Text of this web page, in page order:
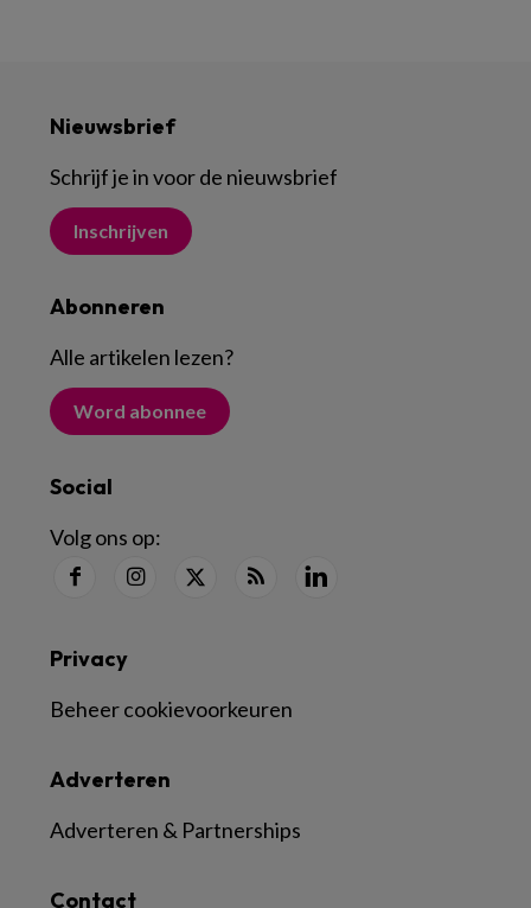
Nieuwsbrief
Schrijf je in voor de nieuwsbrief
Inschrijven
Abonneren
Alle artikelen lezen?
Word abonnee
Social
Volg ons op:
Contact
Adverteren
Adverteren & Partnerships
Privacy
Beheer cookievoorkeuren